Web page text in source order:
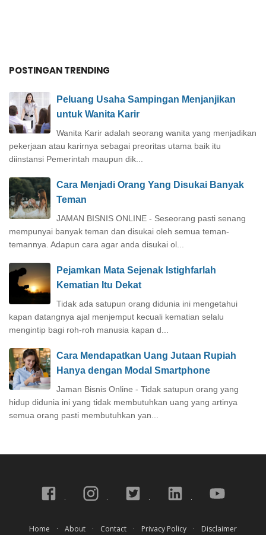
POSTINGAN TRENDING
Peluang Usaha Sampingan Menjanjikan
untuk Wanita Karir
Wanita Karir adalah seorang wanita yang menjadikan
pekerjaan atau karirnya sebagai preoritas utama baik itu
diinstansi Pemerintah maupun dik...
Cara Menjadi Orang Yang Disukai Banyak
Teman
JAMAN BISNIS ONLINE - Seseorang pasti senang
mempunyai banyak teman dan disukai oleh semua teman-
temannya. Adapun cara agar anda disukai ol...
Pejamkan Mata Sejenak Istighfarlah
Kematian Itu Dekat
Tidak ada satupun orang didunia ini mengetahui
kapan datangnya ajal menjemput kecuali kematian selalu
mengintip bagi roh-roh manusia kapan d...
Cara Mendapatkan Uang Jutaan Rupiah
Hanya dengan Modal Smartphone
Jaman Bisnis Online - Tidak satupun orang yang
hidup didunia ini yang tidak membutuhkan uang yang artinya
semua orang pasti membutuhkan yan...
Home About Contact Privacy Policy Disclaimer